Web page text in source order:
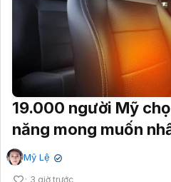
19.000 người Mỹ
năng mong muốn
Mỹ Lệ ✔
3 giờ trước